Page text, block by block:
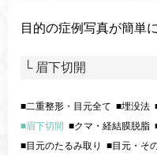
目的の症例写真が簡単
二重整形・目元全て 埋没法
眉下切開
クマ・経結膜脱脂
目元のたるみ取り
目元・そ